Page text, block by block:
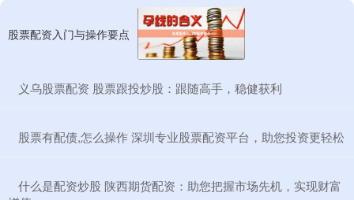
股票配资入门与操作要点
​义乌股票配资 股票跟投炒股：跟随高手，稳健获利
​股票有配债,怎么操作 深圳专业股票配资平台，助您投资更轻松
​什么是配资炒股 陕西期货配资：助您把握市场先机，实现财富